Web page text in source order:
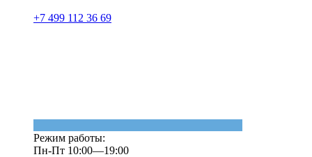
+7 499 112 36 69
Режим работы:
Пн-Пт 10:00—19:00